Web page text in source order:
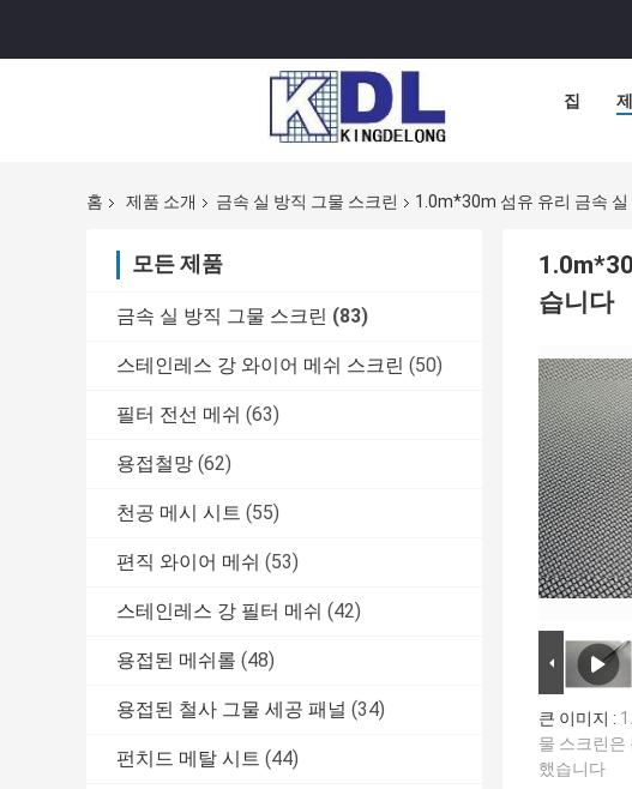
집
홈 제품 소개 금속 실 방직 그물 스크린 1.0m*30m 섬유 유리 금속
모든 제품
금속 실 방직 그물 스크린 (83)
스테인레스 강 와이어 메쉬 스크린 (50)
필터 전선 메쉬 (63)
용접철망 (62)
천공 메시 시트 (55)
편직 와이어 메쉬 (53)
스테인레스 강 필터 메쉬 (42)
용접된 메쉬롤 (48)
용접된 철사 그물 세공 패널 (34)
펀치드 메탈 시트 (44)
습니다
큰 이미지 :
물 스크린은
했습니다